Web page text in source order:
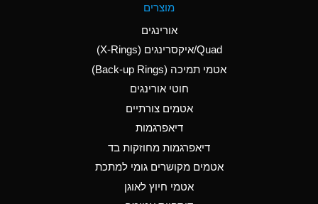
Aluminum Nitrate
(Aqueous)
Aluminum Phosphate
Ammonia Anhydrous
A
Ammonia Gas (cold)
A
מוצרים
אורינגים
Quad/איקסרינגים (X-Rings)
אטמי תמיכה (Back-up Rings)
חוטי אורינגים
אטמים צורתיים
דיאפרגמות
דיאפרגמות מחוזקות בד
אטמים מקושרים גומי למתכת
אטמי חיוץ לאוגן